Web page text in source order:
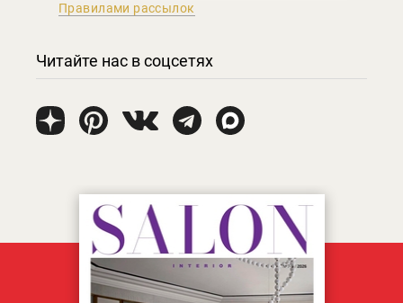
Правилами рассылок
Читайте нас в соцсетях